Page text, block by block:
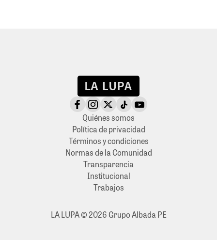
Quiénes somos
Política de privacidad
Términos y condiciones
Normas de la Comunidad
Transparencia
Institucional
Trabajos
LA LUPA © 2026 Grupo Albada PE